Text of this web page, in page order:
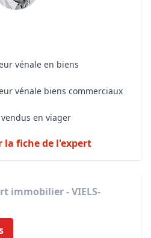
vénale en biens
vénale biens commerciaux
en viager
la fiche de l'expert
immobilier - VIELS-